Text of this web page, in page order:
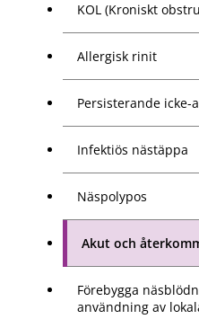
KOL (Kroniskt
Allergisk rinit
Persisterande
Infektiös nästäppa
Näspolypos
Akut och
Förebygga
användning av